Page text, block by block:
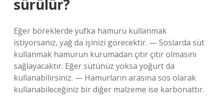
sürülür?
Eğer böreklerde yufka hamuru kullanmak
istiyorsanız, yağ da işinizi görecektir. — Soslarda süt
kullanmak hamurun kurumadan çıtır çıtır olmasını
sağlayacaktır. Eğer sütünüz yoksa yoğurt da
kullanabilirsiniz. — Hamurların arasına sos olarak
kullanabileceğiniz bir diğer malzeme ise karbonattır.